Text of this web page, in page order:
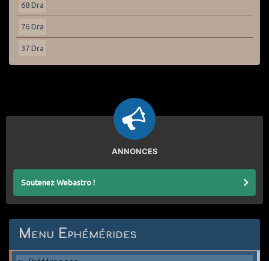
68 Dra
76 Dra
37 Dra
ANNONCES
Soutenez Webastro !
Menu Ephémérides